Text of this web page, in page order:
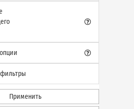
Применить